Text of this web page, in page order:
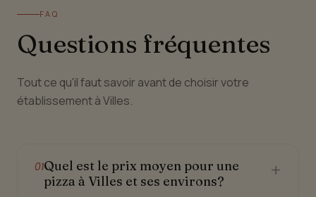
FAQ
Questions fréquentes
Tout ce qu'il faut savoir avant de choisir votre
établissement à Villes.
01Quel est le prix moyen pour une
pizza à Villes et ses environs?
+